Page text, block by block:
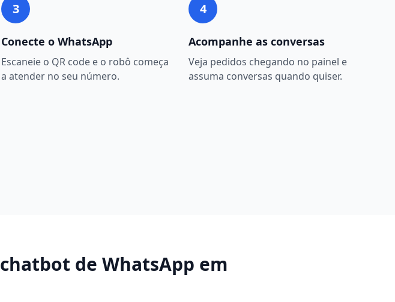
3
Conecte o WhatsApp
Escaneie o QR code e o robô começa
a atender no seu número.
4
Acompanhe as conversas
Veja pedidos chegando no painel e
assuma conversas quando quiser.
chatbot de WhatsApp em